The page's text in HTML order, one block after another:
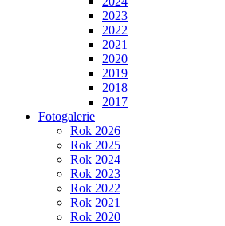
2023
2022
2021
2020
2019
2018
2017
Fotogalerie
Rok 2026
Rok 2025
Rok 2024
Rok 2023
Rok 2022
Rok 2021
Rok 2020